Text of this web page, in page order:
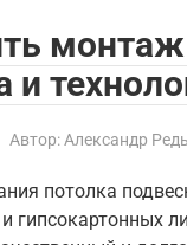
монтаж
и
Автор: Александр
потолка
гипсокартонных